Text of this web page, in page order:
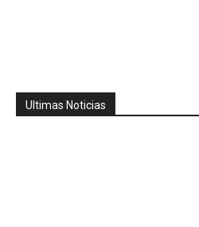
Ultimas Noticias